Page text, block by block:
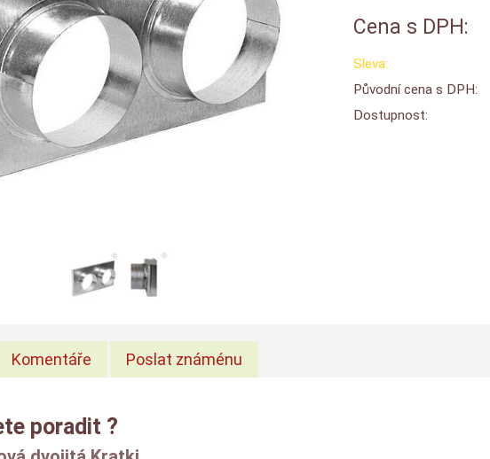
Cena s DPH:
Sleva:
Původní cena s DPH:
Dostupnost:
Komentáře Poslat známénu
poradit ?